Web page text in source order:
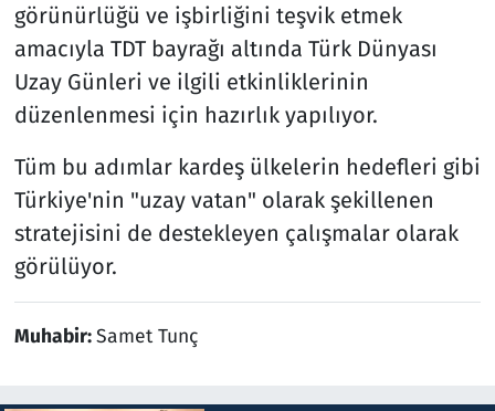
görünürlüğü ve işbirliğini teşvik etmek
amacıyla TDT bayrağı altında Türk Dünyası
Uzay Günleri ve ilgili etkinliklerinin
düzenlenmesi için hazırlık yapılıyor.
Tüm bu adımlar kardeş ülkelerin hedefleri gibi
Türkiye'nin "uzay vatan" olarak şekillenen
stratejisini de destekleyen çalışmalar olarak
görülüyor.
Muhabir:Samet Tunç